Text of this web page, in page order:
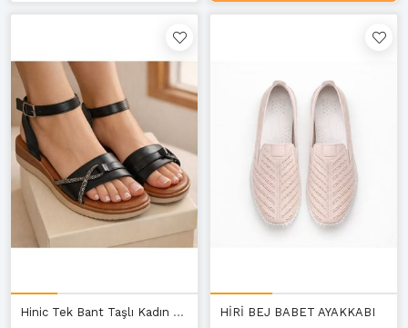
Hinic Tek Bant Taşlı Kadın Sandalet Siyah Cilt HİRİ BEJ BABET AYAKKABI